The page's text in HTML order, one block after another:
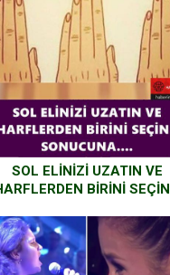
SOL ELİNİZİ UZATIN VE
BİRİNİ